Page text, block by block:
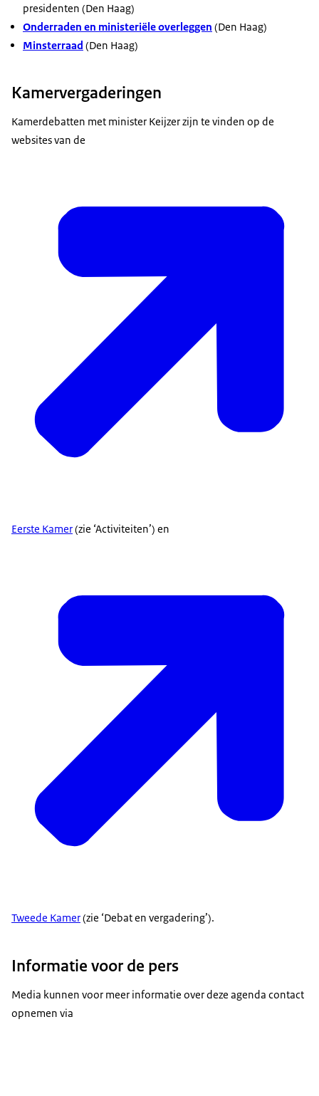
presidenten (Den Haag)
Onderraden en ministeriële overleggen (Den Haag)
Minsterraad (Den Haag)
Kamervergaderingen
Kamerdebatten met minister Keijzer zijn te vinden op de
websites van de
Eerste Kamer(zie ‘Activiteiten’) en
Tweede Kamer(zie ‘Debat en vergadering’).
Informatie voor de pers
Media kunnen voor meer informatie over deze agenda contact
opnemen via